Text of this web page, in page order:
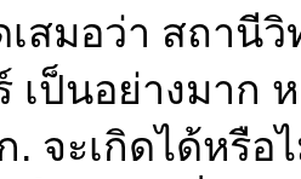
เสมอว่า สถานี
เป็นอย่างมาก
จะเกิดได้หรือ